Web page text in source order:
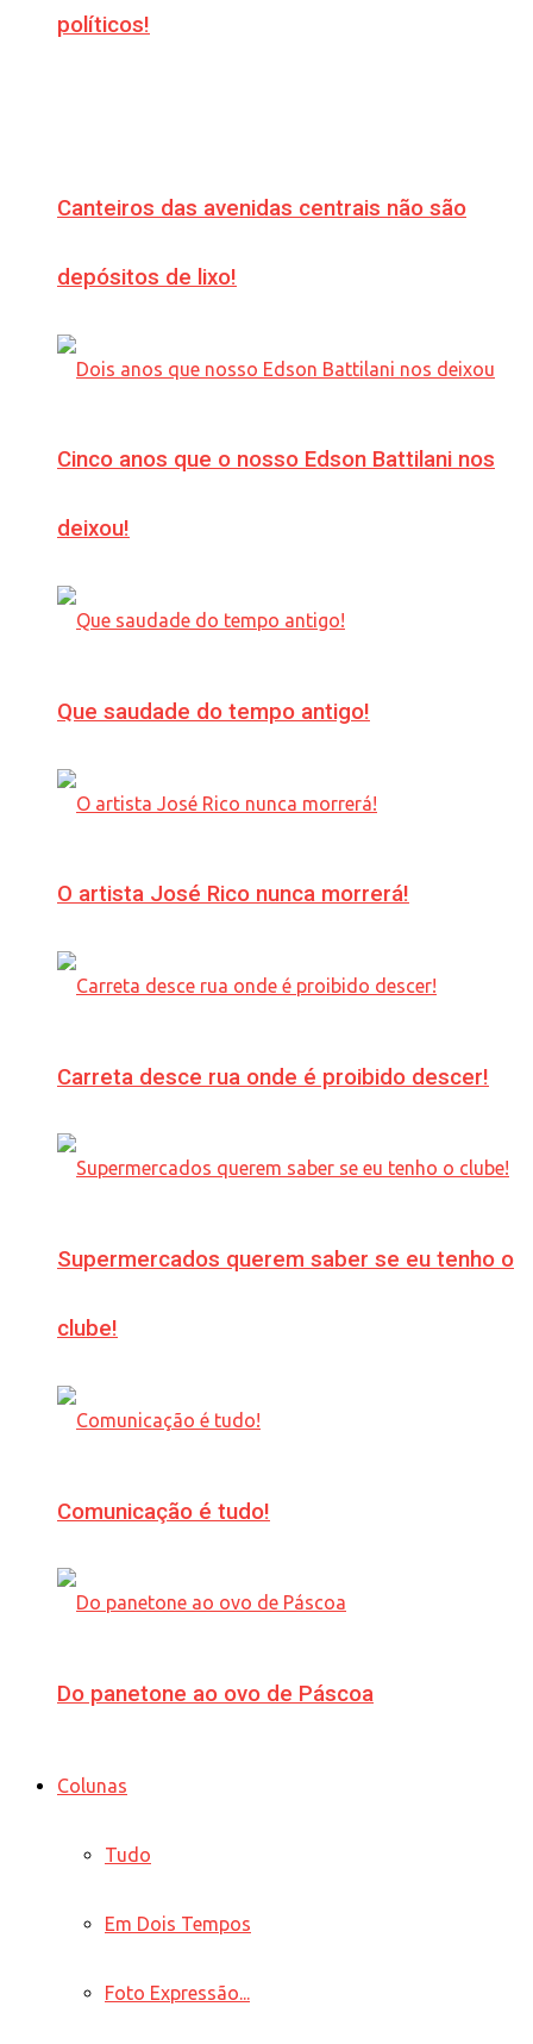
políticos!
Canteiros das avenidas centrais não são
depósitos de lixo!
Cinco anos que o nosso Edson Battilani nos
deixou!
Que saudade do tempo antigo!
O artista José Rico nunca morrerá!
Carreta desce rua onde é proibido descer!
Supermercados querem saber se eu tenho o
clube!
Comunicação é tudo!
Do panetone ao ovo de Páscoa
Colunas
Tudo
Em Dois Tempos
Foto Expressão...